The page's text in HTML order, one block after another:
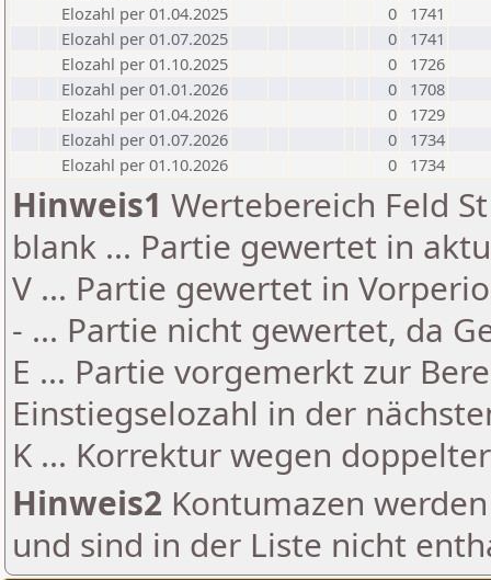
Elozahl per 01.04.2025
0
1741
Elozahl per 01.07.2025
0
1741
Elozahl per 01.10.2025
0
1726
Elozahl per 01.01.2026
0
1708
Elozahl per 01.04.2026
0
1729
Elozahl per 01.07.2026
0
1734
Elozahl per 01.10.2026
0 1734
Hinweis1 Wertebereich Feld
blank ... Partie gewertet in
V ... Partie gewertet in
- ... Partie nicht gewertet, da
E ... Partie vorgemerkt zur
Einstiegselozahl in der
K ... Korrektur wegen
Hinweis2 Kontumazen
und sind in der Liste nicht